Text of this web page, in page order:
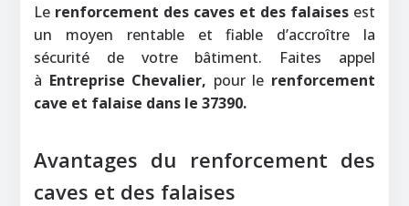
‍Le renforcement des caves et des falaises est
un moyen rentable et fiable d’accroître la
sécurité de votre bâtiment. Faites appel
à Entreprise Chevalier, pour le renforcement
cave et falaise dans le 37390.
Avantages du renforcement des
caves et des falaises